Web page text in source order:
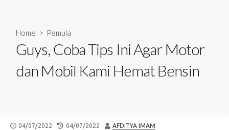
Home > Pemula
Guys, Coba Tips Ini Agar Motor
dan Mobil Kami Hemat Bensin
PUBLISHED
04/07/2022
LAST
04/07/2022 AUTHOR
AFDITYA IMAM